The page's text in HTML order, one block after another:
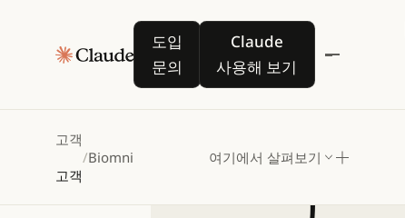
도입
문의
도입 문의
Claude
사용해 보기
Claude 사용해 보기
고객
고객
/Biomni 여기에서 살펴보기
Biomni,